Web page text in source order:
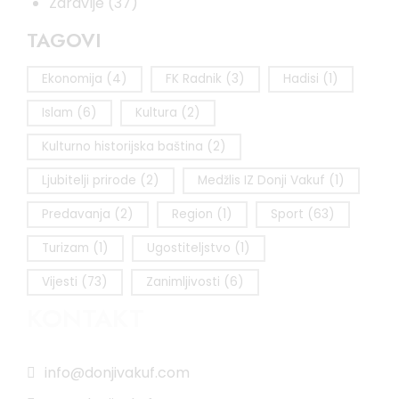
TAGOVI
Ekonomija (4) FK Radnik (3) Hadisi (1)
Islam (6) Kultura (2)
Kulturno historijska baština (2)
Ljubitelji prirode (2) Medžlis IZ Donji Vakuf (1)
Predavanja (2) Region (1) Sport (63)
Turizam (1) Ugostiteljstvo (1)
Vijesti (73) Zanimljivosti (6)
info@donjivakuf.com